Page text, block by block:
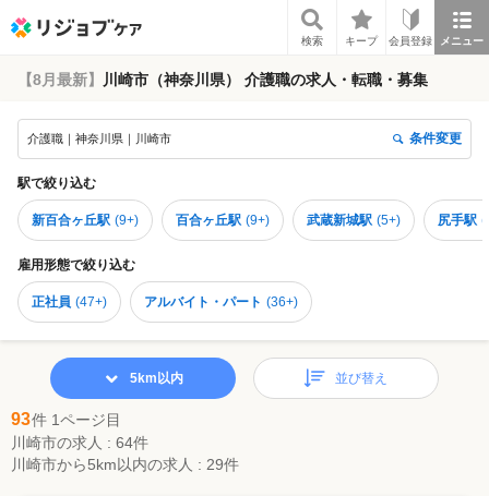
検索 キープ 会員登録 メニュー
【8月最新】 川崎市（神奈川県） 介護職の求人・転職・募集
介護職｜神奈川県｜川崎市 条件変更
駅で絞り込む
新百合ヶ丘駅 (9+) 百合ヶ丘駅 (9+) 武蔵新城駅 (5+) 尻手駅 (
雇用形態で絞り込む
正社員 (47+) アルバイト・パート (36+)
93件 1ページ目
川崎市の求人 : 64件
川崎市から5km以内の求人 : 29件
5km以内 並び替え